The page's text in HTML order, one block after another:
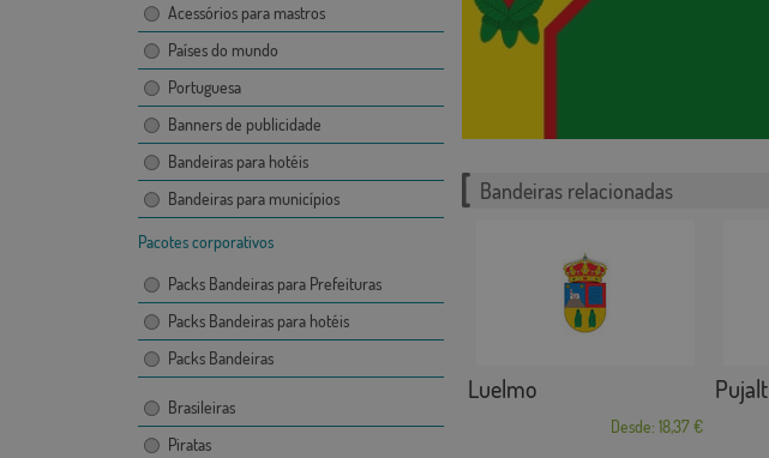
Acessórios para mastros
Países do mundo
Portuguesa
Banners de publicidade
Bandeiras para hotéis
Bandeiras para municípios
Pacotes corporativos
Packs Bandeiras para Prefeituras
Packs Bandeiras para hotéis
Packs Bandeiras
Brasileiras
Piratas
Bandeiras relacionadas
Luelmo
Desde: 18,37 €
Pujalt